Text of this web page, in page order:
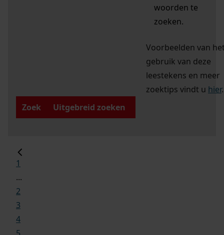
woorden te
zoeken.
Voorbeelden van
gebruik van deze
leestekens en meer
zoektips vindt u hier.
Zoek
Uitgebreid zoeken
1
...
2
3
4